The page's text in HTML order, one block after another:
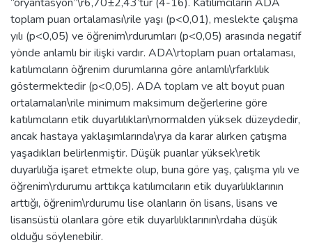
toplam puan ortalaması\rile yaşı (p<0,01), meslekte çalışma
yılı (p<0,05) ve öğrenim\rdurumları (p<0,05) arasında negatif
yönde anlamlı bir ilişki vardır. ADA\rtoplam puan ortalaması,
katılımcıların öğrenim durumlarına göre anlamlı\rfarklılık
göstermektedir (p<0,05). ADA toplam ve alt boyut puan
ortalamaları\rile minimum maksimum değerlerine göre
katılımcıların etik duyarlılıkları\rnormalden yüksek düzeydedir,
ancak hastaya yaklaşımlarında\rya da karar alırken çatışma
yaşadıkları belirlenmiştir. Düşük puanlar yüksek\retik
duyarlılığa işaret etmekte olup, buna göre yaş, çalışma yılı ve
öğrenim\rdurumu arttıkça katılımcıların etik duyarlılıklarının
arttığı, öğrenim\rdurumu lise olanların ön lisans, lisans ve
lisansüstü olanlara göre etik duyarlılıklarının\rdaha düşük
olduğu söylenebilir.